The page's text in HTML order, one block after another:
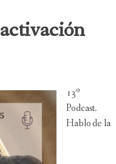
13º
Podcast.
Hablo de la